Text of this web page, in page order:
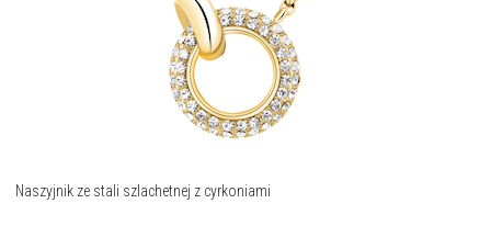
Naszyjnik ze stali szlachetnej z cyrkoniami